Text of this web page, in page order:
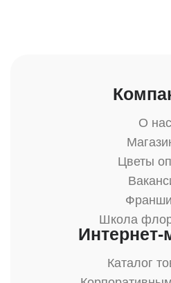
О нас
Цветы
Школа
Интернет-
Каталог